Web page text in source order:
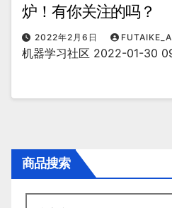
炉！有你关注的吗？
2022年2月6日
机器学习社区 2022-01-30
商品搜索